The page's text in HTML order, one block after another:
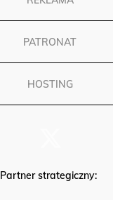
PATRONAT
HOSTING
Partner strategiczny: